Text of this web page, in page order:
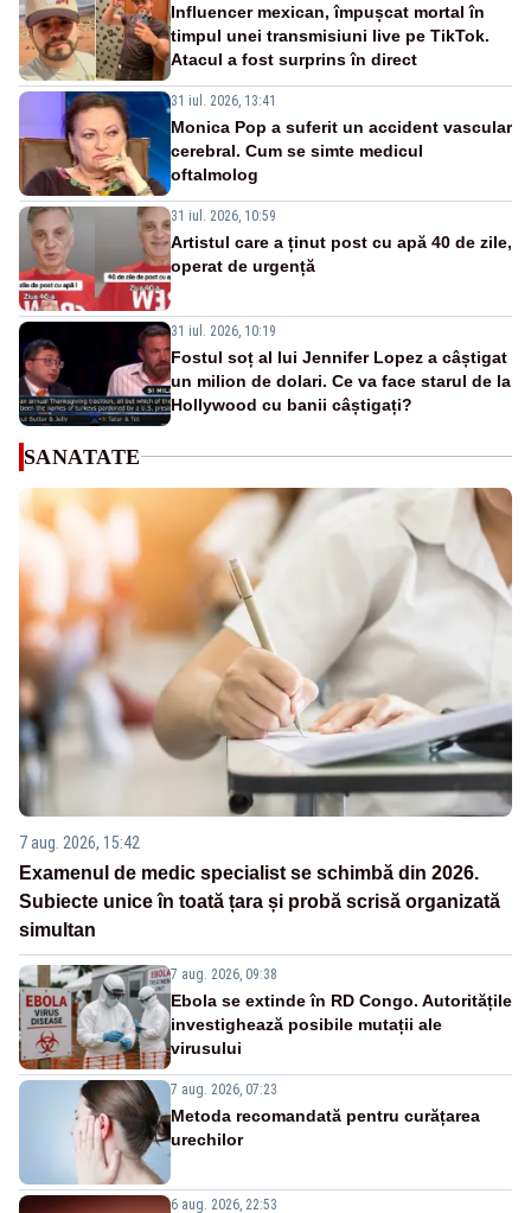
Influencer mexican, împușcat mortal în
timpul unei transmisiuni live pe TikTok.
Atacul a fost surprins în direct
31 iul. 2026, 13:41
Monica Pop a suferit un accident vascular
cerebral. Cum se simte medicul
oftalmolog
31 iul. 2026, 10:59
Artistul care a ținut post cu apă 40 de zile,
operat de urgență
31 iul. 2026, 10:19
Fostul soț al lui Jennifer Lopez a câștigat
un milion de dolari. Ce va face starul de la
Hollywood cu banii câștigați?
SANATATE
7 aug. 2026, 15:42
Examenul de medic specialist se schimbă din 2026.
Subiecte unice în toată țara și probă scrisă organizată
simultan
7 aug. 2026, 09:38
Ebola se extinde în RD Congo. Autoritățile
investighează posibile mutații ale
virusului
7 aug. 2026, 07:23
Metoda recomandată pentru curățarea
urechilor
6 aug. 2026, 22:53